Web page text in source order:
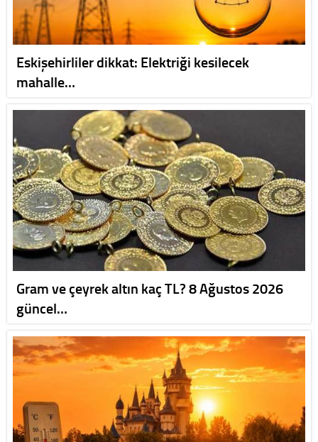
Eskişehirliler dikkat: Elektriği kesilecek
mahalle…
Gram ve çeyrek altın kaç TL? 8 Ağustos 2026
güncel…